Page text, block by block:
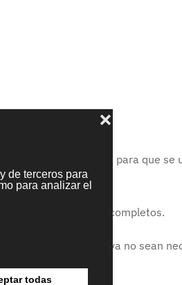
a saber, cuáles son, para que se
datos personales incompletos.
excesivos o ya no sean